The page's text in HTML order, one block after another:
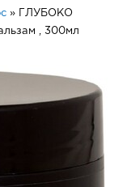
»
ГЛУБОКО
, 300мл